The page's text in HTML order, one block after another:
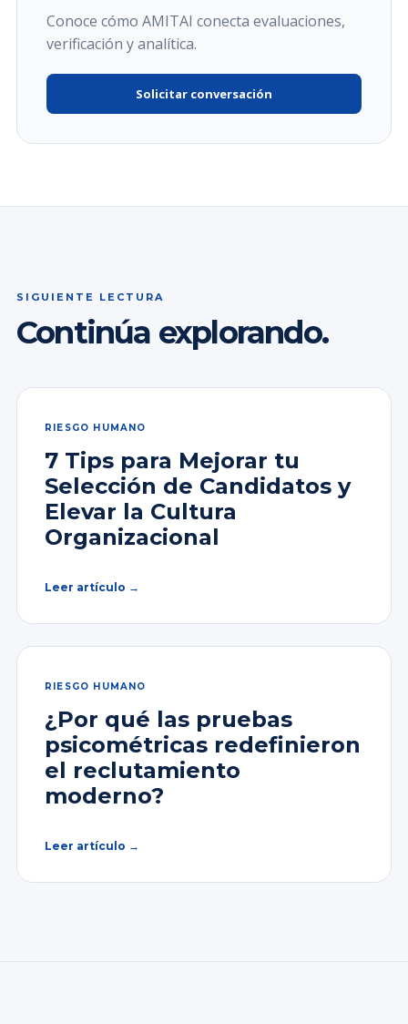
Conoce cómo AMITAI conecta evaluaciones,
verificación y analítica.
Solicitar conversación
SIGUIENTE LECTURA
Continúa explorando.
RIESGO HUMANO
7 Tips para Mejorar tu
Selección de Candidatos y
Elevar la Cultura
Organizacional
Leer artículo →
RIESGO HUMANO
¿Por qué las pruebas
psicométricas redefinieron
el reclutamiento
moderno?
Leer artículo →